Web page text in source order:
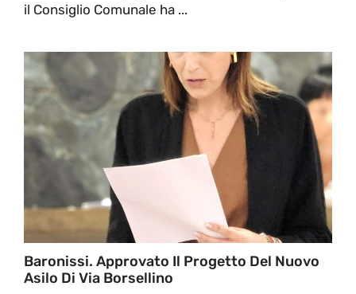
il Consiglio Comunale ha ...
Baronissi. Approvato Il Progetto Del Nuovo
Asilo Di Via Borsellino